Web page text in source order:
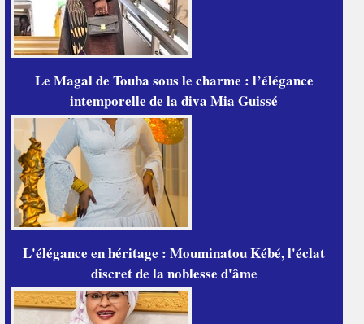
Le Magal de Touba sous le charme : l’élégance
intemporelle de la diva Mia Guissé
L'élégance en héritage : Mouminatou Kébé, l'éclat
discret de la noblesse d'âme